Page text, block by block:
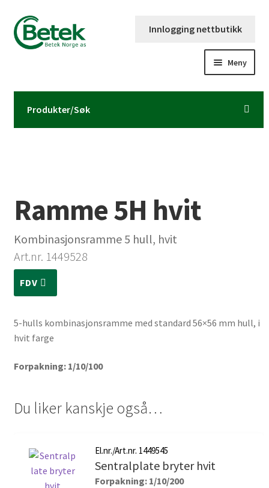
Hopp
til
navigasjon
Hopp
til
innhold
Innlogging nettbutikk
Meny
Forsiden
Volumpriser
Ramme 5H hvit
Kombinasjonsramme 5 hull, hvit
Art.nr. 1449528
FDV
5-hulls kombinasjonsramme med standard 56×56 mm hull, i
hvit farge
Forpakning: 1/10/100
Du liker kanskje også…
El.nr./Art.nr. 1449545
Sentralplate bryter hvit
Forpakning: 1/10/200
Produkter/Søk